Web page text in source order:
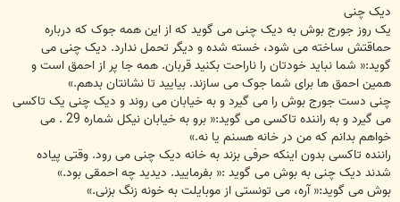
دیک چنی
یک روز جورج بوش به دیک چنی می گوید که از این همه جوک که درباره
حماقتش ساخته می شود، خسته شده و دیگر تحمل ندارد. دیک چنی می
گوید:« شما نباید خودتان را ناراحت بکنید قربان. همه جا پر از احمق است و
همین احمق ها برای شما جوک می سازند. بیایید تا نشانتان بدهم.»
چنی دست جورج بوش را می گیرد و به خیابان می روند و دیک چنی یک تاکسی
می گیرد و به راننده تاکسی می گوید:« برو به خیابان نیکل شماره 29 . می
خواهم بدانم که من در خانه هسنم یا نه.»
راننده تاکسی بدون اینکه حرفی بزند به خانه دیک چنی می رود. وقتی پیاده
شدند دیک چنی به بوش می گوید :« بفرمایید. دیدید چه احمقی بود.»
بوش می گوید:« آره، می تونستی از موبایلت به خونه زنگ بزنی.»